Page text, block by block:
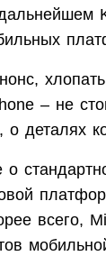
– не
о деталях
всего,